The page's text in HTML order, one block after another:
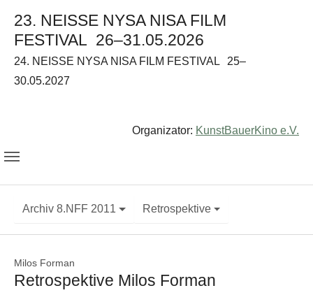
23. NEISSE NYSA NISA FILM
FESTIVAL 26–31.05.2026
24. NEISSE NYSA NISA FILM FESTIVAL
25–
30.05.2027
Organizator: KunstBauerKino e.V.
Archiv 8.NFF 2011 Retrospektive
Milos Forman
Retrospektive Milos Forman